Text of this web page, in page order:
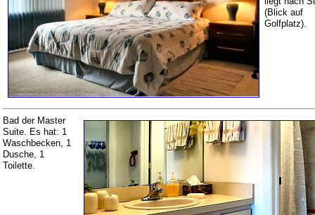
(Blick auf
Golfplatz).
Bad der Master
Suite. Es hat: 1
Waschbecken, 1
Dusche, 1
Toilette.